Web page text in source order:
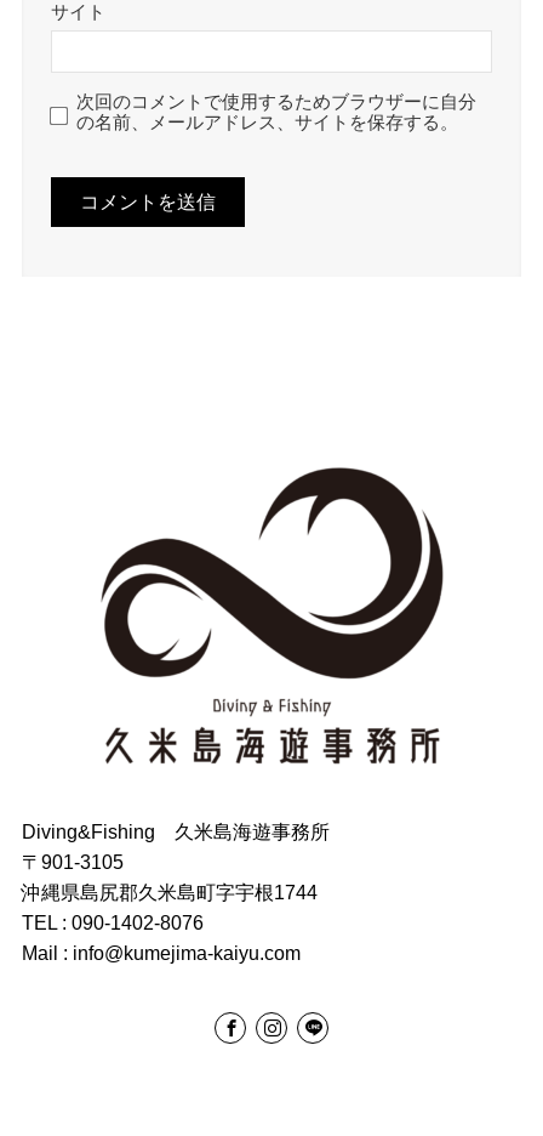
サイト
次回のコメントで使用するためブラウザーに自分
の名前、メールアドレス、サイトを保存する。
Diving&Fishing 久米島海遊事務所
〒901-3105
沖縄県島尻郡久米島町字宇根1744
TEL : 090-1402-8076
Mail : info@kumejima-kaiyu.com